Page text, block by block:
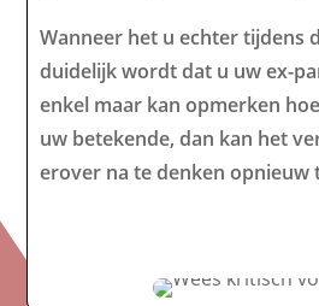
Wanneer het u echter tijdens
duidelijk wordt dat u uw ex-
enkel maar kan opmerken
uw betekende, dan kan het
erover na te denken opnieuw